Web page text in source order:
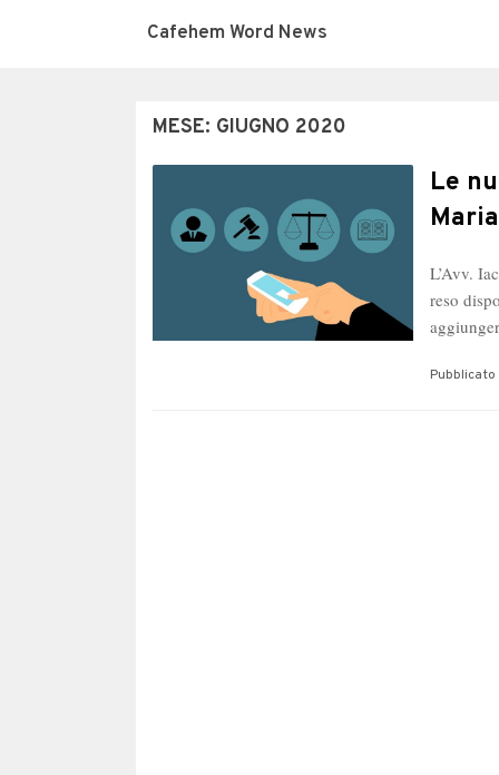
Cafehem Word News
MESE: GIUGNO 2020
Le
L’Avv.
reso